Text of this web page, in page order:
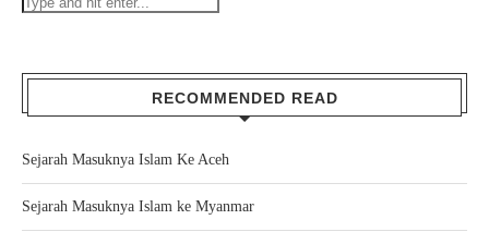
RECOMMENDED READ
Sejarah Masuknya Islam Ke Aceh
Sejarah Masuknya Islam ke Myanmar